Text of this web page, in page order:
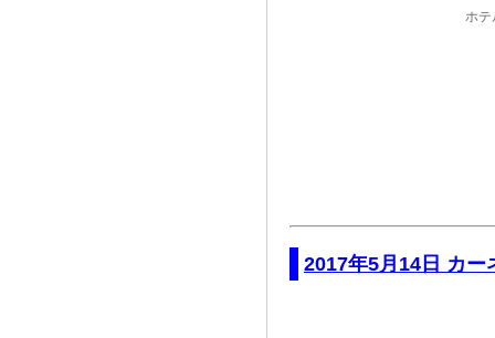
ホ
2017年5月14日 カー